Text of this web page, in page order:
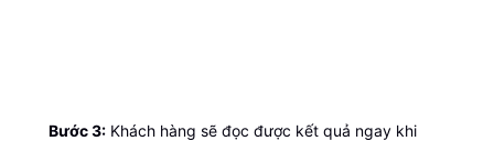
Bước 3: Khách hàng sẽ đọc được kết quả ngay khi